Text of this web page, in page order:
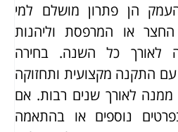
הן פתרון מושלם למי
או המרפסת וליהנות
לאורך כל השנה. בחירה
התקנה מקצועית ותחזוקה
ממנה לאורך שנים רבות. אם
נוספים או בהתאמה